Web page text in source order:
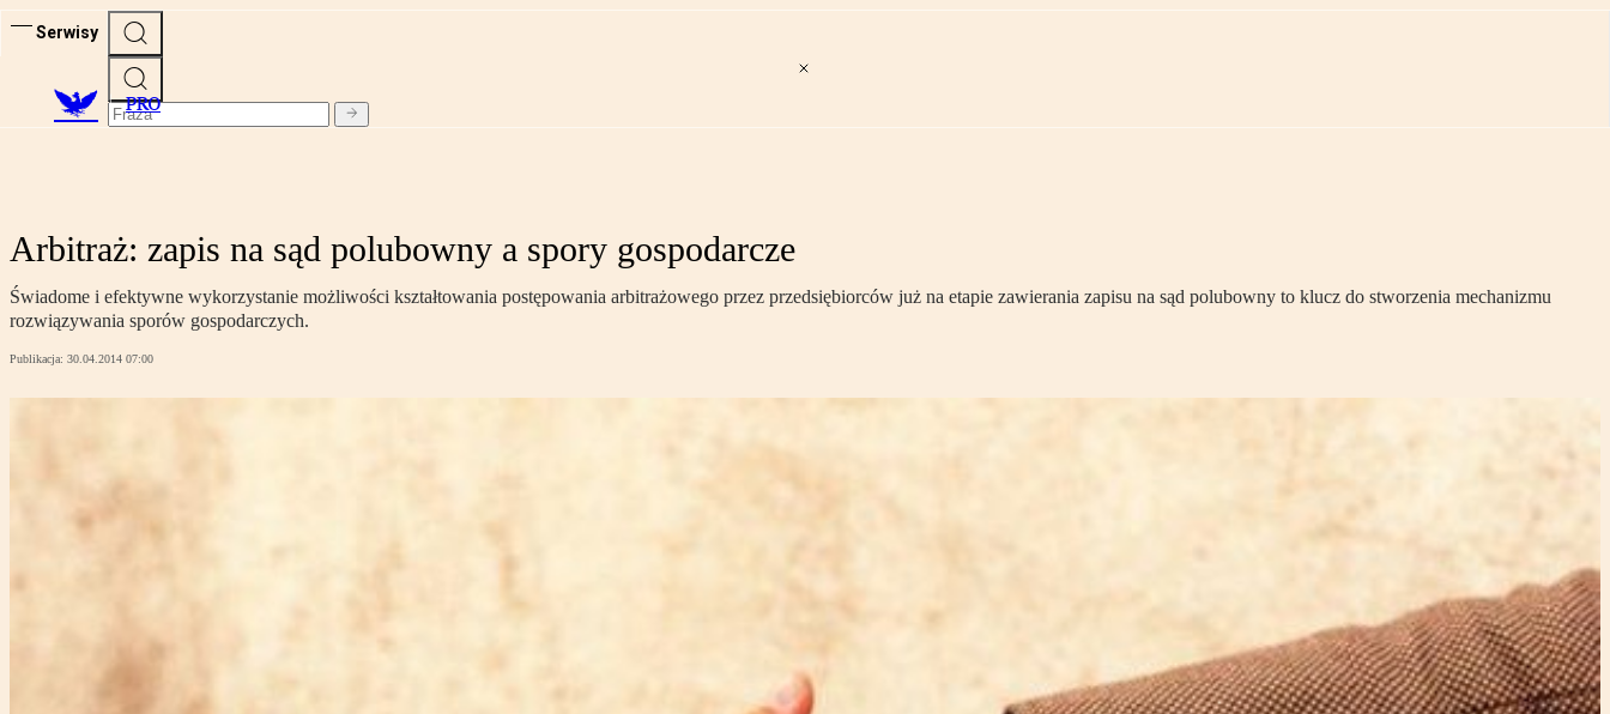
Serwisy
PRO
Arbitraż: zapis na sąd polubowny a spory gospodarcze
Świadome i efektywne wykorzystanie możliwości kształtowania postępowania arbitrażowego przez przedsiębiorców już na etapie zawierania zapisu na sąd polubowny to klucz do stworzenia mechanizmu
rozwiązywania sporów gospodarczych.
Publikacja: 30.04.2014 07:00